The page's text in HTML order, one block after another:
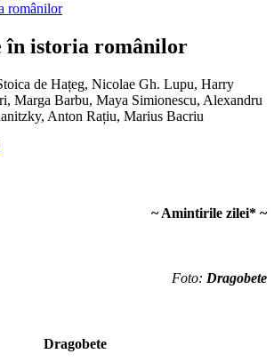
românilor
în istoria românilor
de Hațeg, Nicolae Gh. Lupu, Harry
Marga Barbu, Maya Simionescu, Alexandru
Anton Rațiu, Marius Bacriu
~ Amintirile zilei* ~
Foto: Dragobete
Dragobete